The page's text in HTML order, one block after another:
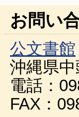
お問い
公文書館
沖縄県
電話：
FAX：